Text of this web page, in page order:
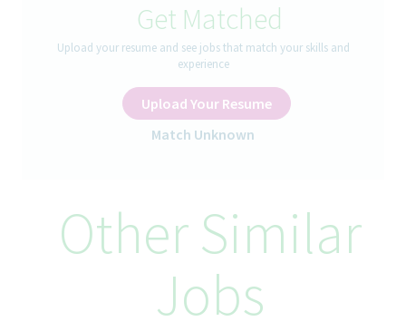
Ein Tag bei uns in der Qualitätskontrolle
Als Quality Control Technician (m/w/d) in der
Biopharmazeutischen Qualitätskontrolle bist du für die
selbstständige Durchführung von Analysen im Rahmen der
Qualitätskontrolle biotechnologisch hergestellter Produkte
Des Weiteren führst du selbstständig die Dokumentation und
Auswertung der Untersuchungen entsprechend gültiger
für die Betreuung und Qualifizierung der analytischen Systeme,
als auch für die Validierung und Pflege neuer und bestehender
Get Matched
Upload your resume and see jobs that match your skills and
experience
Upload Your Resume
Match Unknown
Other Similar
Jobs